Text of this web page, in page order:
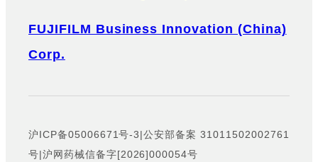
FUJIFILM Business Innovation (China)
Corp.
沪ICP备05006671号-3|公安部备案 31011502002761
号|沪网药械信备字[2026]000054号